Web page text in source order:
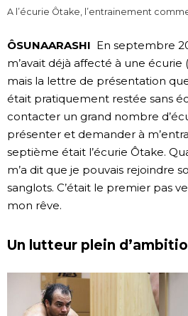
A l’écurie Ôtake, l’entrainement
ÔSUNAARASHI En septembre
m’avait déjà affecté à une écurie (
mais la lettre de présentation
était pratiquement restée sans
contacter un grand nombre
présenter et demander à
septième était l’écurie Ôtake.
m’a dit que je pouvais rejoindre
sanglots. C’était le premier pas
mon rêve.
Un lutteur plein